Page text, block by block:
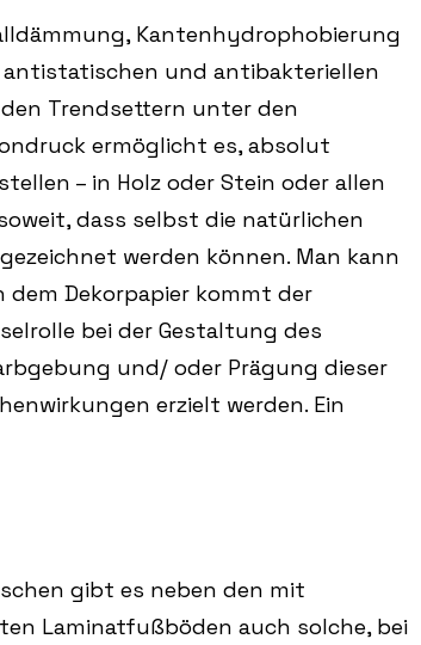
Kantenhydrophobierung
und antibakteriellen
Trendsettern unter den
ermöglicht es, absolut
– in Holz oder Stein oder allen
dass selbst die natürlichen
werden können. Man kann
dem Dekorpapier kommt der
bei der Gestaltung des
und/ oder Prägung dieser
erzielt werden. Ein
gibt es neben den mit
Laminatfußböden auch solche, bei